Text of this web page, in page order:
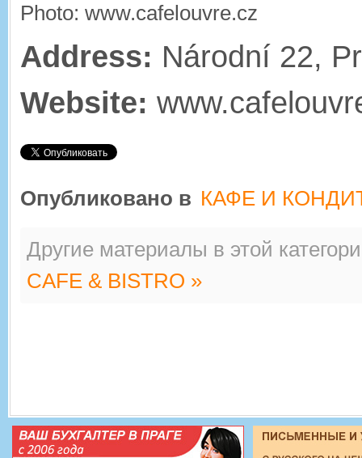
Photo: www.cafelouvre.cz
Address: Národní 22,
Website:
Опубликовано в КАФЕ И
Другие материалы в этой
CAFE & BISTRO »